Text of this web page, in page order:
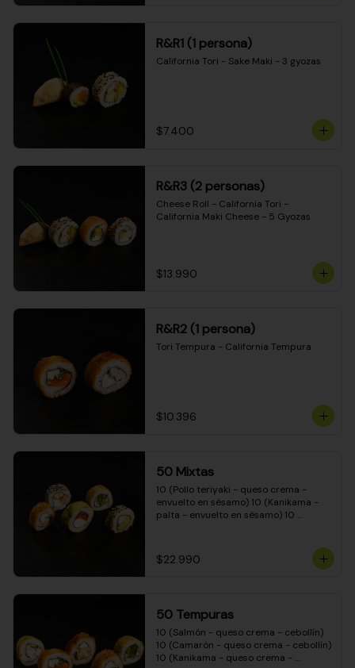
R&R1 (1 persona)
California Tori - Sake Maki - 3 gyozas
$7.400
R&R3 (2 personas)
Cheese Roll - California Tori -
California Maki Cheese - 5 Gyozas
$13.990
R&R2 (1 persona)
Tori Tempura - California Tempura
$10.396
50 Mixtas
10 (Pollo teriyaki - queso crema -
envuelto en sésamo) 10 (Kanikama -
palta - envuelto en sésamo) 10
cebollín - envuelto en masa tempura)
10 (Pimentón - queso crema - cebollín
$22.990
50 Tempuras
10 (Salmón - queso crema - cebollín)
10 (Camarón - queso crema - cebollín)
10 (Kanikama - queso crema -